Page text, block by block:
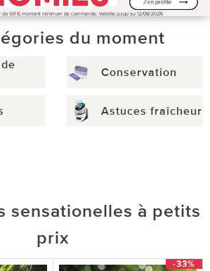
du moment
Conservation
Astuces fraîcheur
sensationelles à petits
prix
-33%